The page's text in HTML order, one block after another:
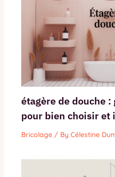
étagère de douche
pour bien choisir et
Bricolage/ By Célestine